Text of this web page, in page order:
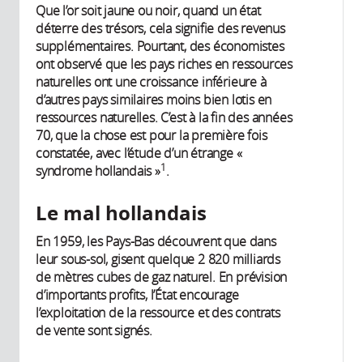
Que l’or soit jaune ou noir, quand un état
déterre des trésors, cela signifie des revenus
supplémentaires. Pourtant, des économistes
ont observé que les pays riches en ressources
naturelles ont une croissance inférieure à
d’autres pays similaires moins bien lotis en
ressources naturelles. C’est à la fin des années
70, que la chose est pour la première fois
constatée, avec l’étude d’un étrange «
syndrome hollandais »1.
Le mal hollandais
En 1959, les Pays-Bas découvrent que dans
leur sous-sol, gisent quelque 2 820 milliards
de mètres cubes de gaz naturel. En prévision
d’importants profits, l’État encourage
l’exploitation de la ressource et des contrats
de vente sont signés.